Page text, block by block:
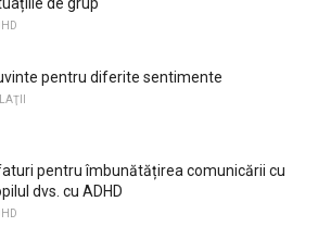
pentru diferite sentimente
pentru îmbunătățirea comunicării cu
dvs. cu ADHD